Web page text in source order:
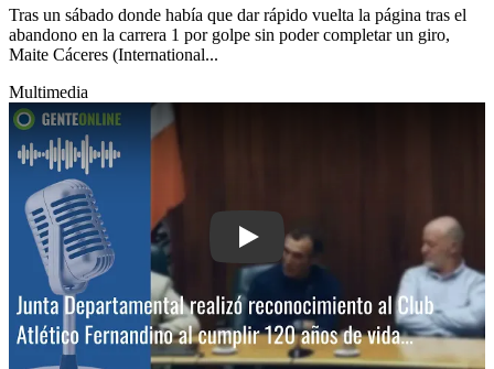
Tras un sábado donde había que dar rápido vuelta la página tras el
abandono en la carrera 1 por golpe sin poder completar un giro,
Maite Cáceres (International...
Multimedia
Play: Junta Departamental realizó